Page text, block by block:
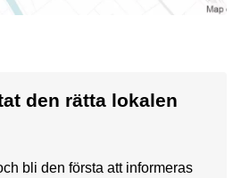
den rätta lokalen
bli den första att informeras